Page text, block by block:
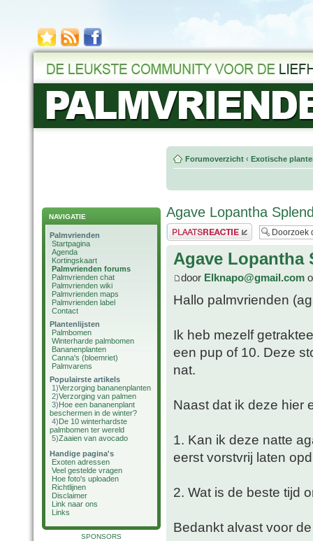
NAVIGATIE
Palmvrienden
Startpagina
Agenda
Kortingskaart
Palmvrienden forums
Palmvrienden chat
Palmvrienden wiki
Palmvrienden maps
Palmvrienden label
Contact
Plantenlijsten
Palmbomen
Winterharde palmbomen
Bananenplanten
Canna's (bloemriet)
Palmvarens
Populairste artikels
1)Verzorging bananenplanten
2)Verzorging van palmen
3)Hoe een bananenplant
beschermen in de winter?
4)De 10 winterhardste
palmbomen ter wereld
5)Zaaien van avocado
Handige pagina's
Exoten adressen
Veel gestelde vragen
Hoe foto's uploaden
Richtlijnen
Disclaimer
Link naar ons
Links
SPONSORS
Forumoverzicht ‹ Exotische
Agave Lopantha
Plaats een reactie
Agave Lopantha
door Elknapo@gmail.com
Hallo palmvrienden
Ik heb mezelf
een pup of 10. Deze
nat.
Naast dat ik deze hier
1. Kan ik deze natte
eerst vorstvrij laten
2. Wat is de beste tijd
Bedankt alvast voor